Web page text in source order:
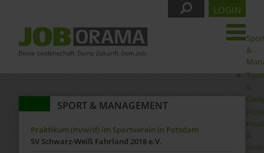
&
&
&
LOGIN
SPORT & MANAGEMENT
Praktikum (m/w/d) im Sportverein in Potsdam
SV Schwarz-Weiß Fahrland 2018 e.V.